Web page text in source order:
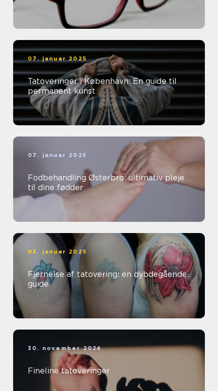
07. januar 2025
Tatoveringer i København: En guide til
permanent kunst
07. januar 2025
Fodbehandling Østerbro: ultimativ pleje
til dine fødder
03. januar 2025
Fjernelse af tatovering: en dybdegående
guide
30. november 2024
Fineline tatoveringer